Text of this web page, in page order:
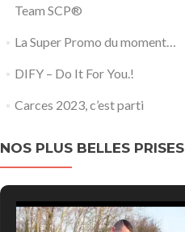
Team SCP®
La Super Promo du moment…
DIFY – Do It For You.!
Carces 2023, c’est parti
NOS PLUS BELLES PRISES